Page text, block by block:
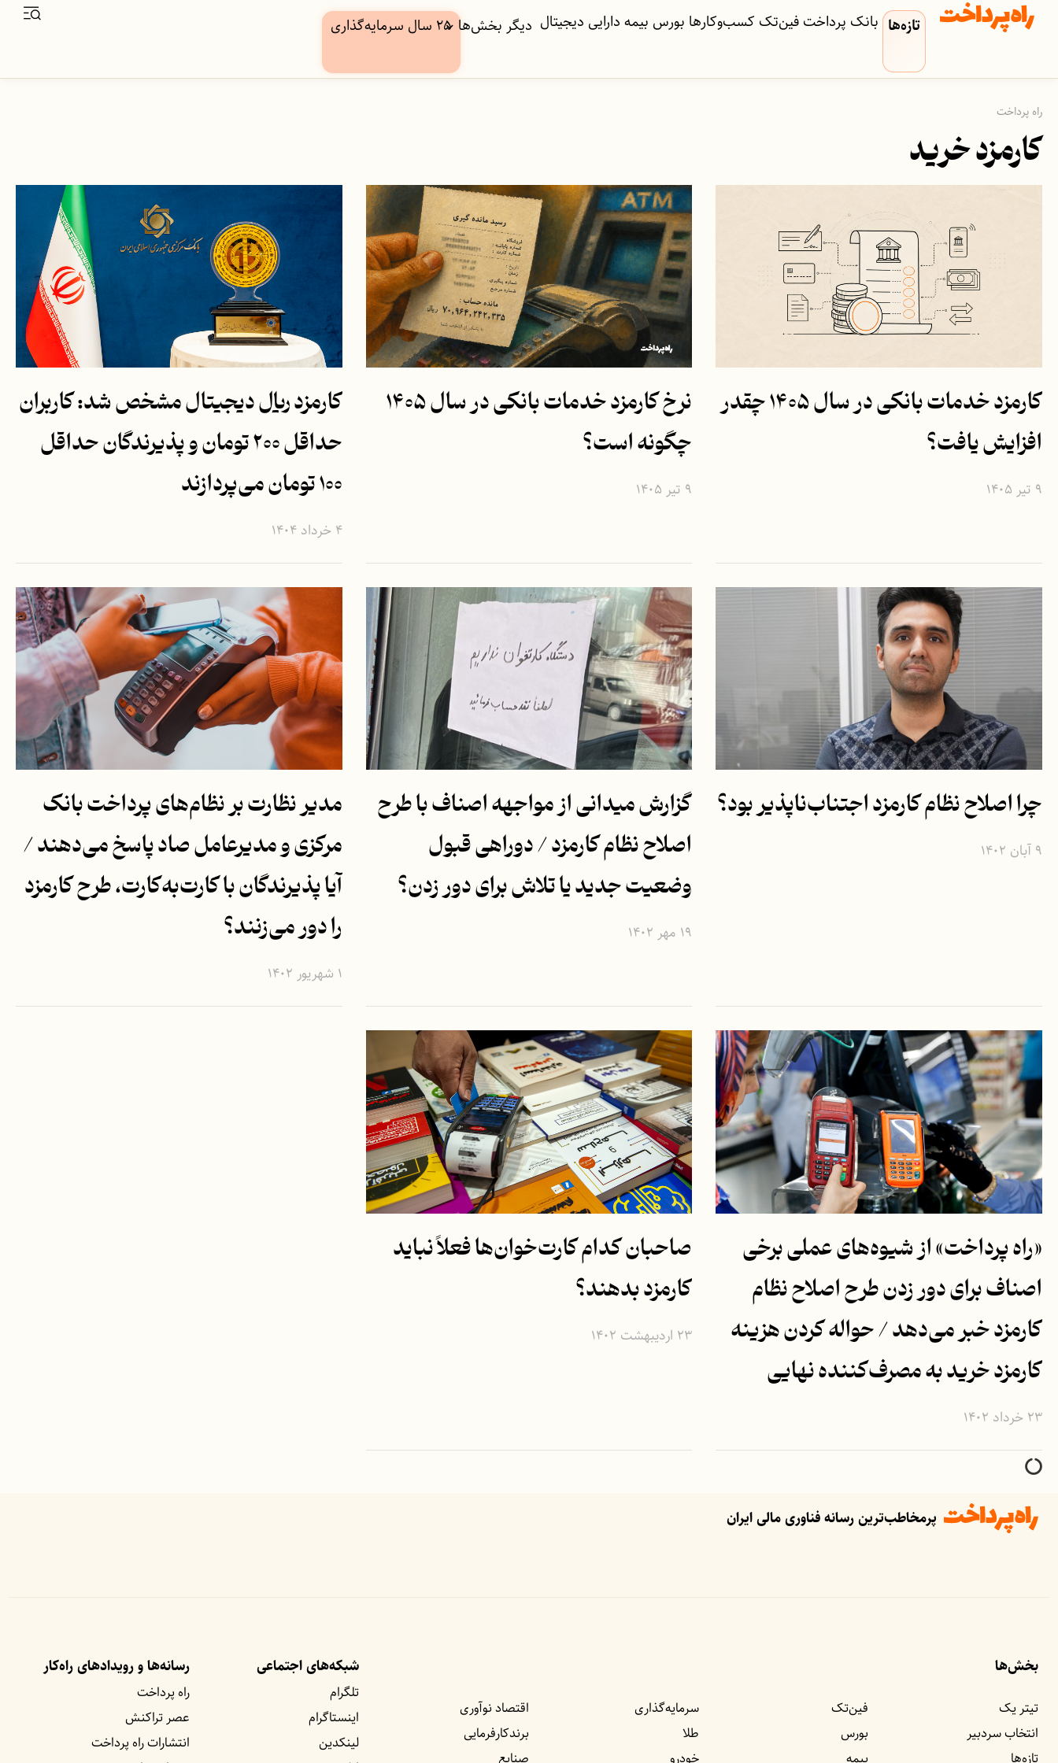
تازه‌ها بانک پرداختفین‌تک کسب‌وکار‌ها بورس بیمهدارایی دیجیتال دیگر بخش‌ها ۲۵ سال سرمایه‌گذاری
راه پرداخت
کارمزد خرید
کارمزد خدمات بانکی در سال ۱۴۰۵ چقدر
افزایش یافت؟
۹ تیر ۱۴۰۵
نرخ کارمزد خدمات بانکی در سال ۱۴۰۵
چگونه است؟
۹ تیر ۱۴۰۵
کارمزد ریال دیجیتال مشخص شد: کاربران
حداقل ۲۰۰ تومان و پذیرندگان حداقل
۱۰۰ تومان می‌پردازند
۴ خرداد ۱۴۰۴
چرا اصلاح نظام کارمزد اجتناب‌ناپذیر بود؟
۹ آبان ۱۴۰۲
گزارش میدانی از مواجهه اصناف با طرح
اصلاح نظام کارمزد / دوراهی قبول
وضعیت جدید یا تلاش برای دور زدن؟
۱۹ مهر ۱۴۰۲
مدیر نظارت بر نظام‌های پرداخت بانک
مرکزی و مدیرعامل صاد پاسخ می‌دهند /
آیا پذیرندگان با کارت‌به‌کارت، طرح کارمزد
را دور می‌زنند؟
۱ شهریور ۱۴۰۲
«راه پرداخت» از شیوه‌های عملی برخی
اصناف برای دور زدن طرح اصلاح نظام
کارمزد خبر می‌دهد / حواله کردن هزینه
کارمزد خرید به مصرف‌کننده نهایی
۲۳ خرداد ۱۴۰۲
صاحبان کدام کارت‌خوان‌ها فعلاً نباید
کارمزد بدهند؟
۲۳ اردیبهشت ۱۴۰۲
پرمخاطب‌ترین رسانه فناوری مالی ایران
بخش‌ها
تیتر یک
انتخاب سردبیر
تازه‌ها
فین‌تک
بورس
بیمه
سرمایه‌گذاری
طلا
خودرو
اقتصاد نوآوری
برندکارفرمایی
صنایع
شبکه‌های اجتماعی
تلگرام
اینستاگرام
لینکدین
رسانه‌ها و رویداد‌های راه‌کار
راه پرداخت
عصر تراکنش
انتشارات راه پرداخت